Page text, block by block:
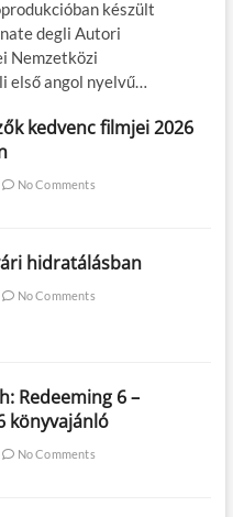
készült
degli Autori
Nemzetközi
első angol nyelvű…
kedvenc filmjei 2026
No Comments
hidratálásban
No Comments
Redeeming 6 –
könyvajánló
No Comments